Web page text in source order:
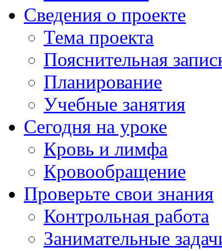
Сведения о проекте
Тема проекта
Пояснительная
Планирование
Учебные занятия
Сегодня на уроке
Кровь и лимфа
Кровообращение
Проверьте свои знания
Контрольная работа
Занимательные